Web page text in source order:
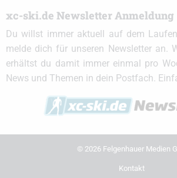
xc-ski.de Newsletter Anmeldung
Du willst immer aktuell auf dem
melde dich für unseren Newsletter an.
erhältst du damit immer einmal pro
News und Themen in dein Postfach.
© 2026 Felgenhauer Medien
Kontakt